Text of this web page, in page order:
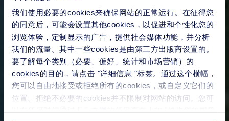
我们使用必要的cookies来确保网站的正常运行。在征得您
的同意后，可能会设置其他cookies，以促进和个性化您的
浏览体验，定制显示的广告，提供社会媒体功能，并分析
我们的流量。其中一些cookies是由第三方出版商设置的。
要了解每个类别（必要、偏好、统计和市场营销）的
cookies的目的，请点击 "详细信息 "标签。通过这个横幅，
您可以自由地接受或拒绝所有的cookies，或自定义它们的
位置。拒绝不必要的cookies并不限制对网站的访问。您可